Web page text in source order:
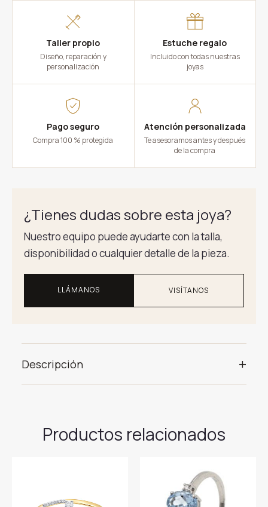
Taller propio
Diseño, reparación y
personalización
Estuche regalo
Incluido con todas nuestras
joyas
Pago seguro
Compra 100 % protegida
Atención personalizada
Te asesoramos antes y después
de la compra
¿Tienes dudas sobre esta joya?
Nuestro equipo puede ayudarte con la talla,
disponibilidad o cualquier detalle de la pieza.
LLÁMANOS VISÍTANOS
Descripción +
Productos relacionados